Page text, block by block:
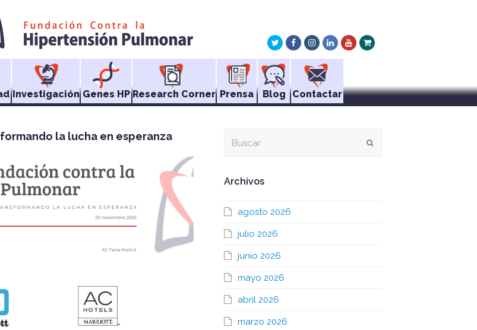
TwitterFacebookInstagram
LinkedInYoutube
Xing
Investigación Genes HP Research Corner Prensa Blog Contactar
la lucha en esperanza
Archivos
agosto 2026
julio 2026
junio 2026
mayo 2026
abril 2026
marzo 2026